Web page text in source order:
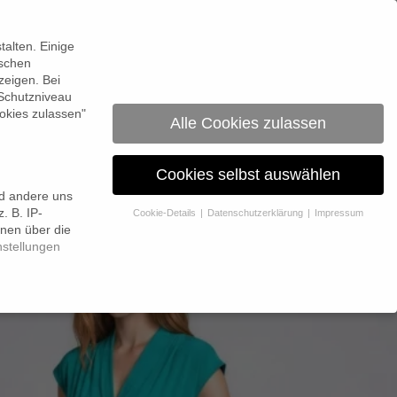
Einige
Bei
zulassen"
andere uns
B. IP-
über die
Alle Cookies zulassen
Cookies selbst auswählen
Cookie-Details Datenschutzerklärung Impressum
Erlaubnis bitten.
und Ihre Erfahrung zu verbessern.
Informationen über die Verwendung Ihrer Daten finden Sie in